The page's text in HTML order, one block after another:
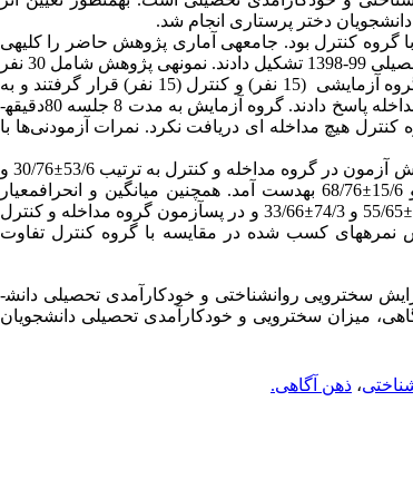
دانشجویان دختر پرستاری انجام شد.
گروه کنترل بود. جامعه­ی آماری پژوهش حاضر را کلیه­ی
دادند
. نمونه­ی پژوهش شامل 30 نفر
(15 نفر) قرار گرفتند و
به
پاسخ دادند.
گروه آزمایش به مدت 8 جلسه 80دقیقه­
کنترل هیچ مداخله ای دریافت نکرد. نمرات آزمودنی‌ها با
آزمون در گروه مداخله و کنترل به ترتیب 53/6 ±
30/76 و
±
68/76 به­دست آمد. همچنین میانگین و انحراف­معیار
±55/65 و 74/3 ±
33/66 و در پس­آزمون گروه مداخله و کنترل
نمره­های کسب شده در مقایسه با گروه کنترل تفاوت
سخت­رویی روانشناختی و خودکارآمدی تحصیلی دانش­
میزان سخت­رویی و خودکارآمدی تحصیلی دانشجویان
، ذهن آگاهی.